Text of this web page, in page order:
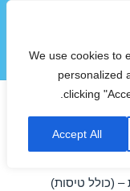
We use cookies to
personalized
clicking
Accept All
תפריטים
ווידג'טים
(כולל טיסות)